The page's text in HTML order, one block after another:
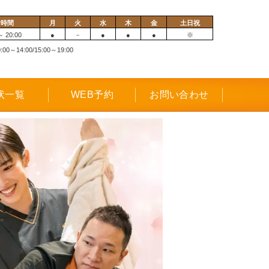
間 月 火 水 木 金
土日祝
20:00
● － ● ● ● ※
～14:00/15:00～19:00
一覧 WEB予約 お問い合わせ